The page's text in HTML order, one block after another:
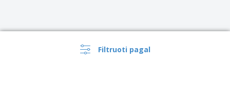
Filtruoti pagal